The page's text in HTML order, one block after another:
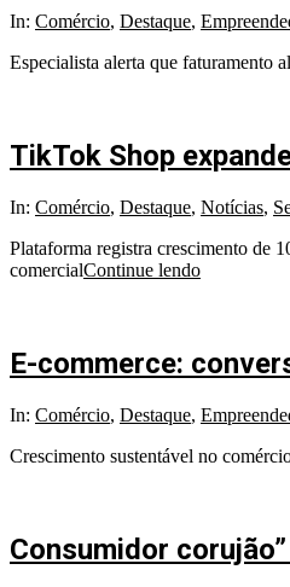
2026-
17
In: Comércio, Destaque,
Especialista alerta que faturamento
TikTok Shop
2026-
13
In: Comércio, Destaque, Notícias,
Plataforma registra crescimento de
comercialContinue lendo
E-commerce:
2026-
18
In: Comércio, Destaque,
Crescimento sustentável no
Consumidor